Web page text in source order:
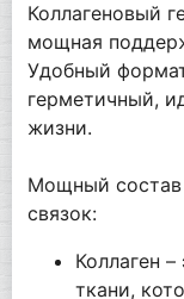
Коллагеновый
мощная
Удобный
герметичный,
жизни.
Мощный состав
связок:
Коллаген
ткани,